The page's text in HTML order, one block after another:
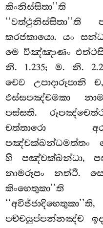
කරජකායො. යං
මෙ විඤ්ඤාණං
නි. 1.235; ම. නි.
චෙව උපාදාරූපානි
ඵස්සපඤ්චමකා
පස්සති.
චත්තාරො
පඤ්චක්ඛන්ධමත්තං
හි පඤ්චක්ඛන්ධා,
නාමරූපං නත්ථි.
පච්චයුප්පන්නඤ්ච